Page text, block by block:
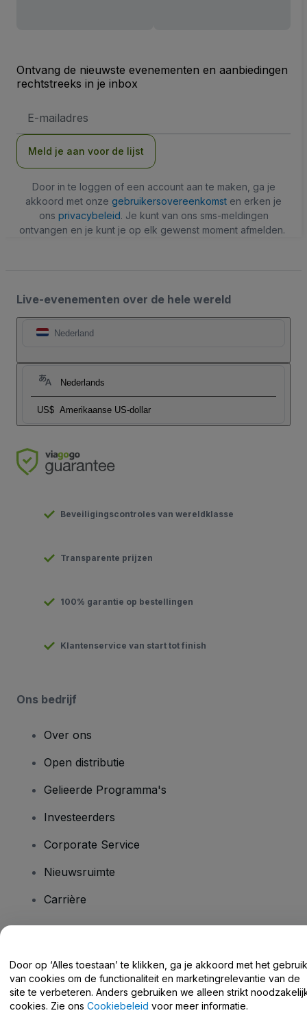
Ontvang de nieuwste evenementen en aanbiedingen
rechtstreeks in je inbox
mailadres
Meld je aan voor de lijst
Door in te loggen of een account aan te maken, ga je
akkoord met onze gebruikersovereenkomst en erken je
ons privacybeleid. Je kunt van ons sms-meldingen
ontvangen en je kunt je op elk gewenst moment afmelden.
Live-evenementen over de hele wereld
Nederland
Nederlands
US$ Amerikaanse US-dollar
Beveiligingscontroles van wereldklasse
Transparente prijzen
100% garantie op bestellingen
Klantenservice van start tot finish
Ons bedrijf
Over ons
Open distributie
Gelieerde Programma's
Investeerders
Corporate Service
Nieuwsruimte
Carrière
Helpcentrum / Neem Contact Met Ons Op
Door op ‘Alles toestaan’ te klikken, ga je akkoord met het gebruik
van cookies om de functionaliteit en marketingrelevantie van de
site te verbeteren. Anders gebruiken we alleen strikt
cookies. Zie ons Cookiebeleid voor meer informatie.